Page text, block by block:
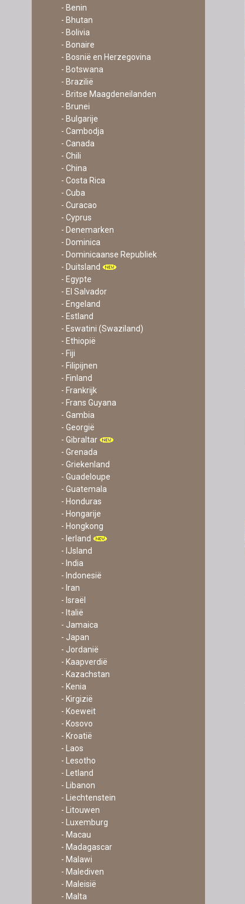
- Benin
- Bhutan
- Bolivia
- Bonaire
- Bosnië en Herzegovina
- Botswana
- Brazilië
- Britse Maagdeneilanden
- Brunei
- Bulgarije
- Cambodja
- Canada
- Chili
- China
- Costa Rica
- Cuba
- Curacao
- Cyprus
- Denemarken
- Dominica
- Dominicaanse Republiek
- Duitsland
- Egypte
- El Salvador
- Engeland
- Estland
- Eswatini (Swaziland)
- Ethiopië
- Fiji
- Filipijnen
- Finland
- Frankrijk
- Frans Guyana
- Gambia
- Georgië
- Gibraltar
- Grenada
- Griekenland
- Guadeloupe
- Guatemala
- Honduras
- Hongarije
- Hongkong
- Ierland
- IJsland
- India
- Indonesië
- Iran
- Israël
- Italië
- Jamaica
- Japan
- Jordanië
- Kaapverdië
- Kazachstan
- Kenia
- Kirgizië
- Koeweit
- Kosovo
- Kroatië
- Laos
- Lesotho
- Letland
- Libanon
- Liechtenstein
- Litouwen
- Luxemburg
- Macau
- Madagascar
- Malawi
- Malediven
- Maleisië
- Malta